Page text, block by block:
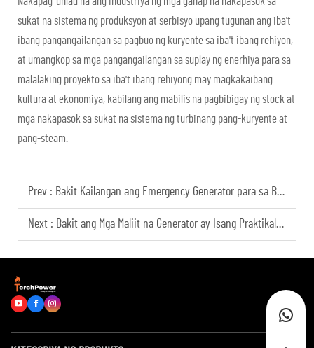
sukat na sistema ng produksyon at serbisyo upang tugunan ang iba't
ibang pangangailangan sa pagbuo ng kuryente sa iba't ibang rehiyon,
at umangkop sa mga pangangailangan sa suplay ng enerhiya para sa
malalaking proyekto sa iba't ibang rehiyong may magkakaibang
kultura at ekonomiya, kabilang ang mabilis na pagbibigay ng stock at
mga nakapasok sa sukat na sistema ng turbinang pang-kuryente at
pang-steam.
Prev : Bakit Kailangan ang Emergency Generator para sa Bahay?
Next : Bakit ang Mga Maliit na Generator ay Isang Praktikal na Pagpipilian para sa Panandaliang Suplay ng Kapangyarihan?